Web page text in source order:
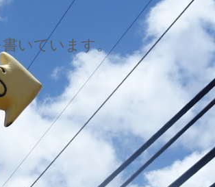
いています。